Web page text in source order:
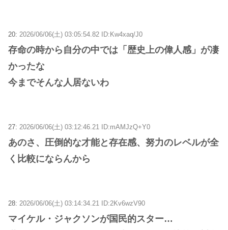
20: 2026/06/06(土) 03:05:54.82 ID:Kw4xaq/J0
存命の時から自分の中では「歴史上の偉人感」が凄
かったな
今までそんな人居ないわ
27: 2026/06/06(土) 03:12:46.21 ID:mAMJzQ+Y0
あのさ、圧倒的な才能と存在感、努力のレベルが全
く比較にならんから
28: 2026/06/06(土) 03:14:34.21 ID:2Kv6wzV90
マイケル・ジャクソンが国民的スター…